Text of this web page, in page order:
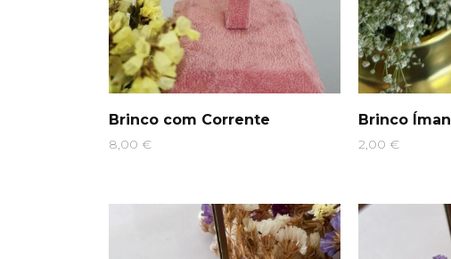
Brinco com Corrente
8,00 €
Brinco Íman
2,00 €